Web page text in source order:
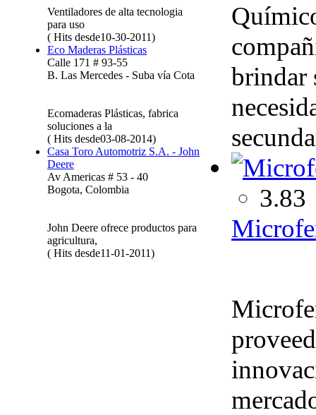
Ventiladores de alta tecnologia
para uso
( Hits desde10-30-2011)
Eco Maderas Plásticas
Calle 171 # 93-55
B. Las Mercedes - Suba vía Cota
Ecomaderas Plásticas, fabrica
soluciones a la
( Hits desde03-08-2014)
Casa Toro Automotriz S.A. - John
Deere
Av Americas # 53 - 40
Bogota, Colombia
John Deere ofrece productos para
agricultura,
( Hits desde11-01-2011)
brindar
3.83